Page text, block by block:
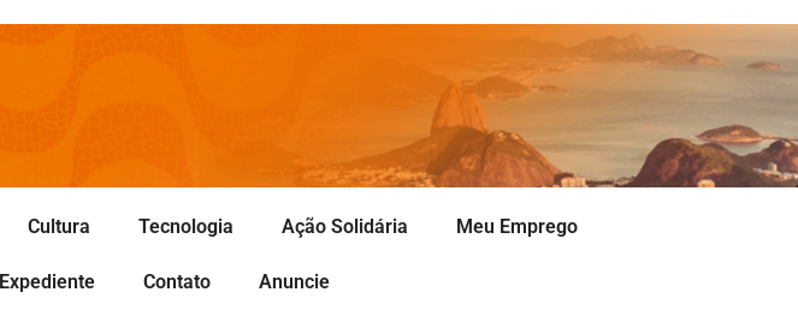
Cultura Tecnologia Ação Solidária Meu Emprego
Expediente Contato Anuncie